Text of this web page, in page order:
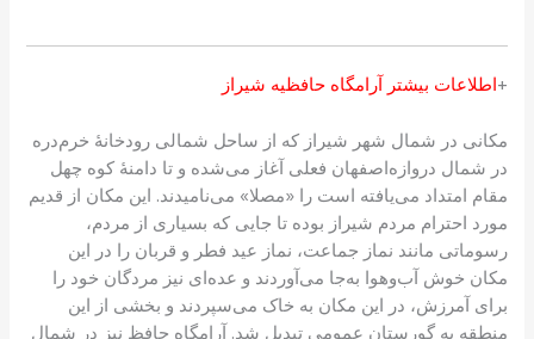
+ ‌اطلاعات بیشتر آرامگاه حافظیه شیراز
مکانی در شمال شهر شیراز که از ساحل شمالی رودخانهٔ خرم‌دره
در شمال دروازه‌اصفهان فعلی آغاز می‌شده و تا دامنهٔ کوه چهل
مقام امتداد می‌یافته است را «مصلا» می‌نامیدند. این مکان از قدیم
مورد احترام مردم شیراز بوده تا جایی که بسیاری از مردم،
رسوماتی مانند نماز جماعت، نماز عید فطر و قربان را در این
مکان خوش آب‌وهوا به‌جا می‌آوردند و عده‌ای نیز مردگان خود را
برای آمرزش، در این مکان به خاک می‌سپردند و بخشی از این
منطقه به گورستان عمومی تبدیل شد. آرامگاه حافظ نیز در شمال